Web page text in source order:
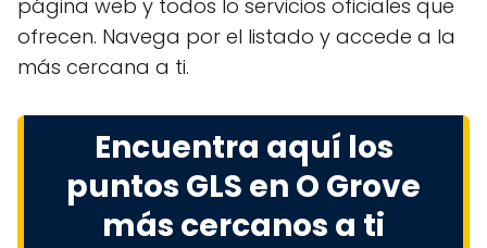
página web y todos lo servicios oficiales que
ofrecen. Navega por el listado y accede a la
más cercana a ti.
Encuentra aquí los
puntos GLS en O Grove
más cercanos a ti